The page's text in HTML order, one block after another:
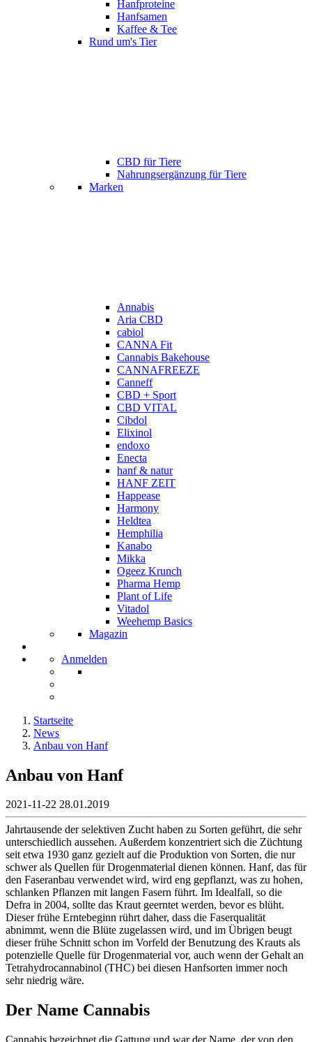
Hanfproteine
Hanfsamen
Kaffee & Tee
Rund um's Tier
CBD für Tiere
Nahrungsergänzung für Tiere
Marken
Annabis
Aria CBD
cabiol
CANNA Fit
Cannabis Bakehouse
CANNAFREEZE
Canneff
CBD + Sport
CBD VITAL
Cibdol
Elixinol
endoxo
Enecta
hanf & natur
HANF ZEIT
Happease
Harmony
Heldtea
Hemphilia
Kanabo
Mikka
Ogeez Krunch
Pharma Hemp
Plant of Life
Vitadol
Weehemp Basics
Magazin
Anmelden
Startseite
News
Anbau von Hanf
Anbau von Hanf
2021-11-22 28.01.2019
Jahrtausende der selektiven Zucht haben zu Sorten geführt, die sehr
unterschiedlich aussehen. Außerdem konzentriert sich die Züchtung
seit etwa 1930 ganz gezielt auf die Produktion von Sorten, die nur
schwer als Quellen für Drogenmaterial dienen können. Hanf, das für
den Faseranbau verwendet wird, wird eng gepflanzt, was zu hohen,
schlanken Pflanzen mit langen Fasern führt. Im Idealfall, so die
Defra in 2004, sollte das Kraut geerntet werden, bevor es blüht.
Dieser frühe Erntebeginn rührt daher, dass die Faserqualität
abnimmt, wenn die Blüte zugelassen wird, und im Übrigen beugt
dieser frühe Schnitt schon im Vorfeld der Benutzung des Krauts als
potenzielle Quelle für Drogenmaterial vor, auch wenn der Gehalt an
Tetrahydrocannabinol (THC) bei diesen Hanfsorten immer noch
sehr niedrig wäre.
Der Name Cannabis